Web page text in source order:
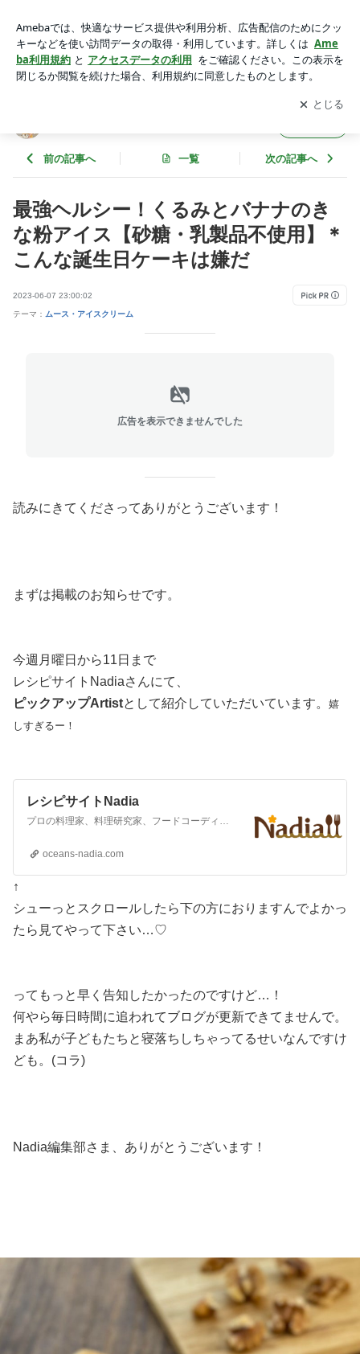
不使用】＊こんな誕生日ケーキは嫌だ | 元パティシエの砂糖・
油ひかえめおやつ
アプリをダウンロードして ブログの更新通知
を受け取りまし
ょう。
開く
前の記事へ 一覧 次の記事へ
最強ヘルシー！くるみとバナナのき
な粉アイス【砂糖・乳製品不使用】＊
こんな誕生日ケーキは嫌だ
2023-06-07 23:00:02
テーマ： ムース・アイスクリーム
広告を表示できませんでした
読みにきてくださってありがとうございます！
まずは掲載のお知らせです。
今週月曜日から11日まで
レシピサイトNadiaさんにて、
ピックアップArtistとして紹介していただいています。 嬉
しすぎるー！
レシピサイトNadia
プロの料理家、料理研究家、フードコーディネーターたちのとっておきレシピや料理コラムを毎日お届けしています。時短・簡単・節約レシピから、お弁当や作り置きおかず、おもてなしパーティー料理まで。あらゆるシーンで失敗しない、あなたが作りたいレシピがきっと見つかります。
oceans-nadia.com
↑
シューっとスクロールしたら下の方におりますんでよかっ
たら見てやって下さい…♡
ってもっと早く告知したかったのですけど…！
何やら毎日時間に追われてブログが更新できてませんで。
まあ私が子どもたちと寝落ちしちゃってるせいなんですけ
ども。(コラ)
Nadia編集部さま、ありがとうございます！